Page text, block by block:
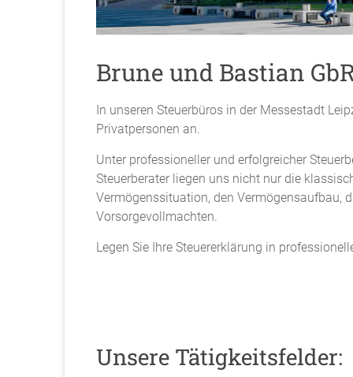
Brune und Bastian
In unseren Steuerbüros in der Messestadt
Privatpersonen an.
Unter professioneller und erfolgreicher
Steuerberater liegen uns nicht nur die
Vermögenssituation, den Vermögensaufbau,
Vorsorgevollmachten.
Legen Sie Ihre Steuererklärung in
Unsere Tätigkeitsfelder: